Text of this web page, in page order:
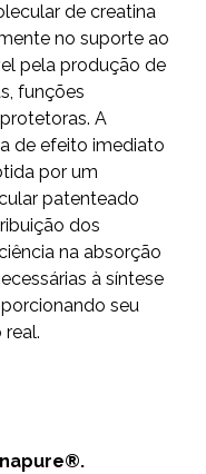
de creatina
no suporte ao
pela produção de
funções
A
de efeito imediato
por um
patenteado
dos
na absorção
à síntese
seu